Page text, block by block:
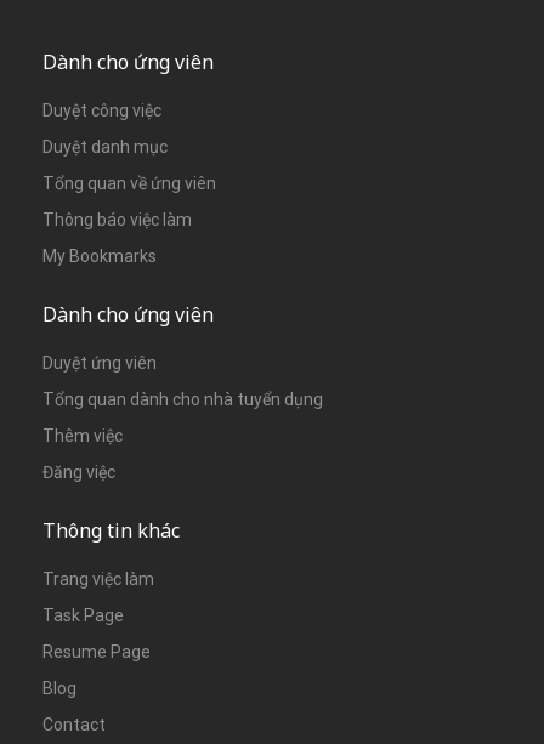
Dành cho ứng viên
Duyệt công việc
Duyệt danh mục
Tổng quan về ứng viên
Thông báo việc làm
My Bookmarks
Dành cho ứng viên
Duyệt ứng viên
Tổng quan dành cho nhà tuyển dụng
Thêm việc
Đăng việc
Thông tin khác
Trang việc làm
Task Page
Resume Page
Blog
Contact